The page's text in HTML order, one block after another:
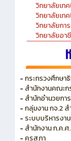
วิทยาลัยเท
วิทยาลัยเท
วิทยาลัยกา
วิทยาลัยอา
-กระทรวงศึกษา
- สำนักงานคณะก
- สำนักอำนวยกา
-กลุ่มงาน กจ.2
- ระบบบริหารง
- สำนักงาน ก.ค.ศ.
- คุรุสภา